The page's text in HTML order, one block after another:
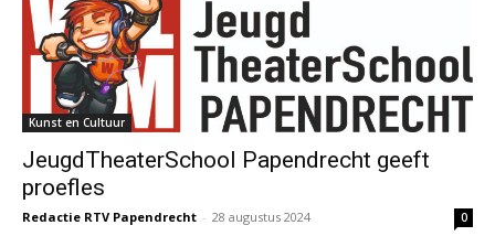
Kunst en Cultuur
JeugdTheaterSchool Papendrecht geeft
proefles
Redactie RTV Papendrecht - 28 augustus 2024 0